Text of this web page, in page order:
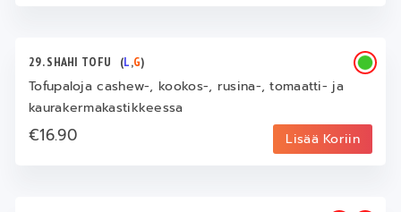
29. SHAHI TOFU (L,G)
Tofupaloja cashew-, kookos-, rusina-, tomaatti- ja
kaurakermakastikkeessa
€16.90 Lisää Koriin